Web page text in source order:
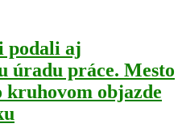
podali aj
úradu práce. Mesto
objazde